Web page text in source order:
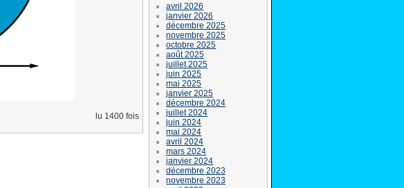
lu 1400 fois
avril 2026
janvier 2026
décembre 2025
novembre 2025
octobre 2025
août 2025
juillet 2025
juin 2025
mai 2025
janvier 2025
décembre 2024
juillet 2024
juin 2024
mai 2024
avril 2024
mars 2024
janvier 2024
décembre 2023
novembre 2023